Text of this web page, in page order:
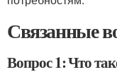
Связанные
Вопрос 1: Что